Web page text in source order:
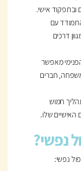
אישי.
עם
דרכים
מאפשר
חברים
חמוש
שלו.
נפשי?
נפשי: